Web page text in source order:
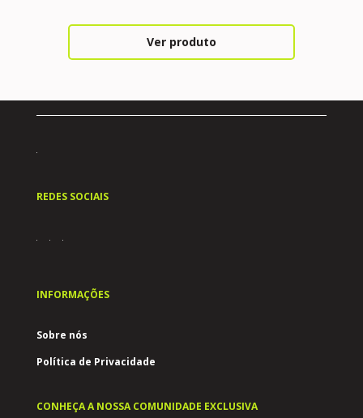
Ver produto
REDES SOCIAIS
INFORMAÇÕES
Sobre nós
Política de Privacidade
CONHEÇA A NOSSA COMUNIDADE EXCLUSIVA